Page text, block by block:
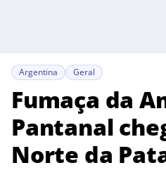
Argentina Geral
Fumaça da
Pantanal
Norte da